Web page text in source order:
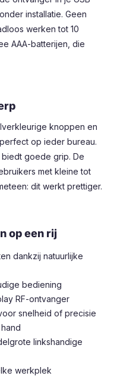
installatie. Geen
werken tot 10
AAA-batterijen, die
knoppen en
op ieder bureau.
goede grip. De
met kleine tot
dit werkt prettiger.
op een rij
dankzij natuurlijke
bediening
RF-ontvanger
snelheid of precisie
linkshandige
werkplek